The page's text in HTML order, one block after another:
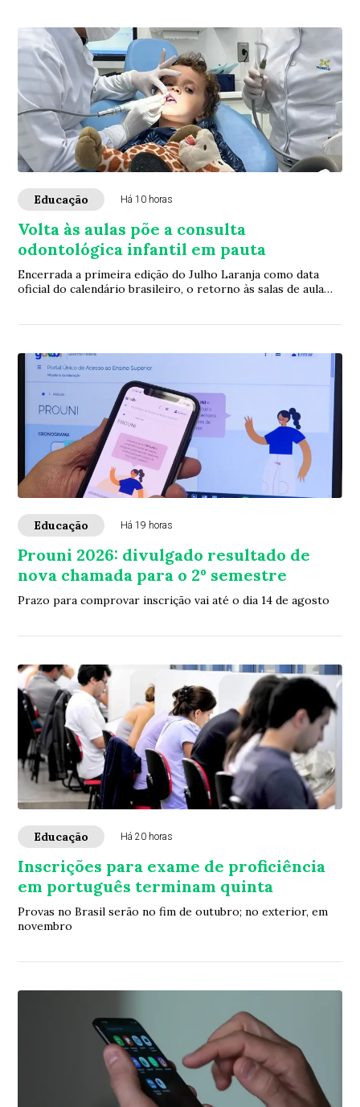
Educação Há 10 horas
Volta às aulas põe a consulta
odontológica infantil em pauta
Encerrada a primeira edição do Julho Laranja como data
oficial do calendário brasileiro, o retorno às salas de aula
Educação Há 19 horas
Prouni 2026: divulgado resultado de
nova chamada para o 2º semestre
Prazo para comprovar inscrição vai até o dia 14 de agosto
Educação Há 20 horas
Inscrições para exame de proficiência
em português terminam quinta
Provas no Brasil serão no fim de outubro; no exterior, em
novembro